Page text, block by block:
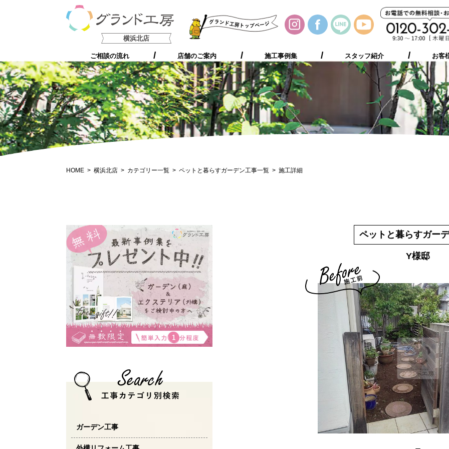
横浜北店
ご相談の流れ 店舗のご案内 施工事例集 スタッフ紹介 お客
支持される5つの理由 施工事例集 お客様の声 プレゼント ご相談の流れ
HOME 横浜北店 カテゴリー一覧 ペットと暮らすガーデン工事一覧 施工詳細
ペットと暮らすガー
Y様邸
ガーデン工事